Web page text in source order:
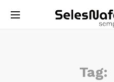
Tag: